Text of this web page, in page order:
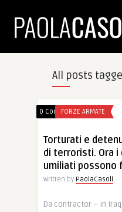
All posts
0 CommentsFORZE ARMATE
Torturati e
di terroristi. Ora
umiliati possono
Written by PaolaCasoli
Da contractor – in